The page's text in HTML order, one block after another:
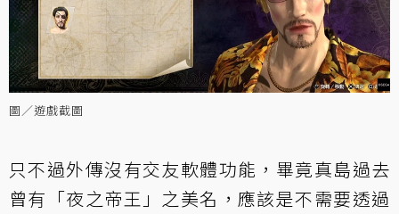
圖／遊戲截圖
只不過外傳沒有交友軟體功能，畢竟真島過去
曾有「夜之帝王」之美名，應該是不需要透過